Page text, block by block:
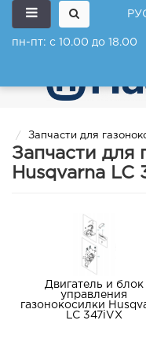
пн-пт: с 10.00 до 18.00
Запчасти для
Запчасти для
Husqvarna LC
Двигатель и блок
управления
газонокосилки
LC 347iVX